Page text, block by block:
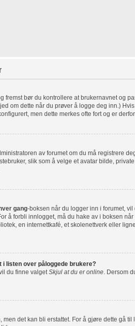
fremst bør du kontrollere at brukernavnet og
om dette når du prøver å logge deg inn.)
men dette merkes ofte fort og er
av forumet om du må registrere
slik som å velge et avatar bilde,
gang-boksen når du logger inn i forumet,
å forbli innlogget, må du hake av i boksen
en internettkafé, et skolenettverk eller
listen over påloggede brukere?
du finne valget Skjul at du er online . Dersom
det kan bli erstattet. For å gjøre dette gå til